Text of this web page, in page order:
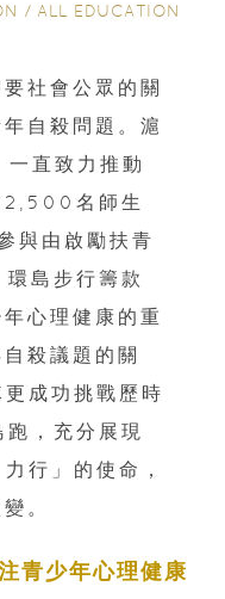
/ ALL EDUCATION
社會公眾的關
自殺問題。滬
直致力推動
2,500名師生
與由啟勵扶青
島步行籌款
心理健康的重
殺議題的關
成功挑戰歷時
，充分展現
行」的使命，
。
青少年心理健康